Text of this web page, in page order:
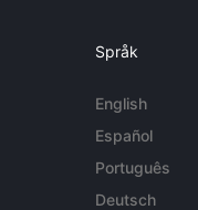
Språk
English
Español
Português
Deutsch